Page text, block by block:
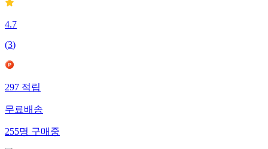
4.7
(3)
297적립
무료배송
255명구매중